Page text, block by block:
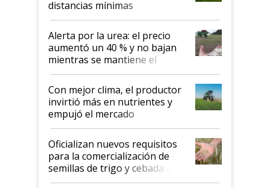
distancias mínimas
Alerta por la urea: el precio
aumentó un 40 % y no bajan
mientras se mantiene el
conflicto en Medio Oriente
Con mejor clima, el productor
invirtió más en nutrientes y
empujó el mercado
Oficializan nuevos requisitos
para la comercialización de
semillas de trigo y cebada a
granel